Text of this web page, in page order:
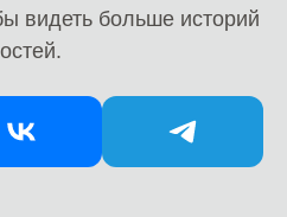
видеть больше историй